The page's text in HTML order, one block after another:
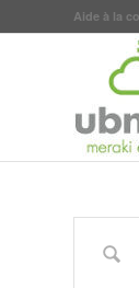
Aide à la